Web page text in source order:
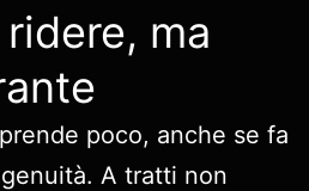
ma
poco, anche se fa
A tratti non